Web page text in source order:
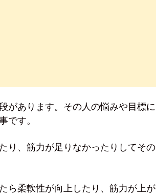
があります。その人の悩みや目標に
です。
り、筋力が足りなかったりしてその
ら柔軟性が向上したり、筋力が上が